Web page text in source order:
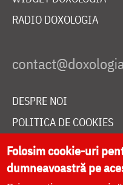
RADIO DOXOLOGIA
DESPRE NOI
POLITICA DE COOKIES
DONEAZĂ ONLINE
Folosim cookie-uri
dumneavoastră pe